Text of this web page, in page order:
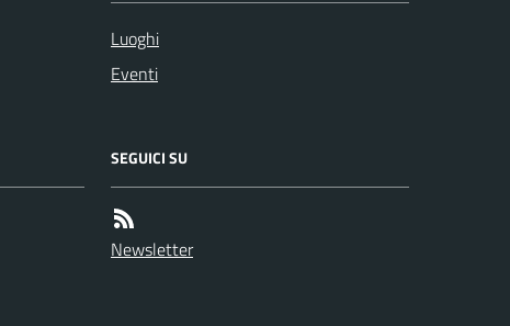
Luoghi
Eventi
SEGUICI SU
Newsletter